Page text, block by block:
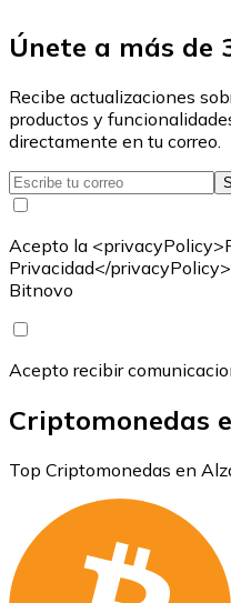
Únete a más de
Recibe actualizaciones
productos y
directamente en tu correo.
Acepto la
Privacidad</
Bitnovo
Acepto recibir
Criptomonedas
Top Criptomonedas en